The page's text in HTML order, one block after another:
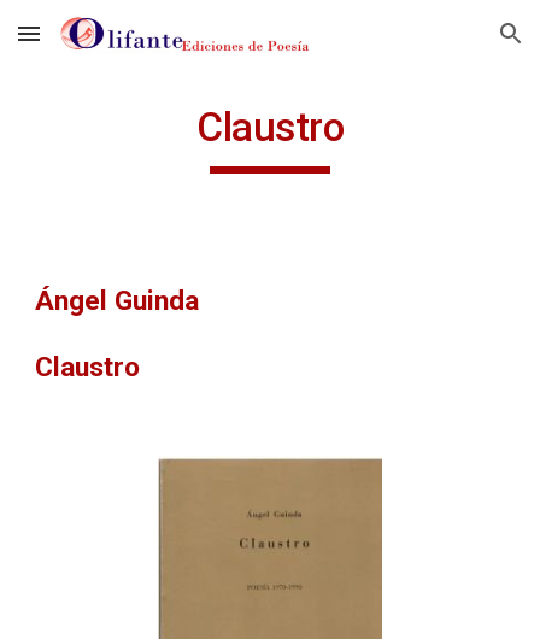
Skip to main content Skip to navigation
Claustro
Ángel Guinda
Claustro